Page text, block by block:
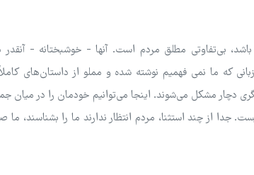
بی‌تفاوتی مطلق مردم است. آنها - خوشبختانه - آنقدر
زبانی که ما نمی فهمیم نوشته شده و مملو از داستان‌های
دچار مشکل می‌شوند. اینجا می‌توانیم خودمان را در میان
از چند استثنا، مردم انتظار ندارند ما را بشناسند، ما